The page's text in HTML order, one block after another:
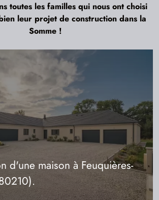
toutes les familles qui nous ont choisi
leur projet de construction dans la
Somme !
d'une maison à Feuquières-